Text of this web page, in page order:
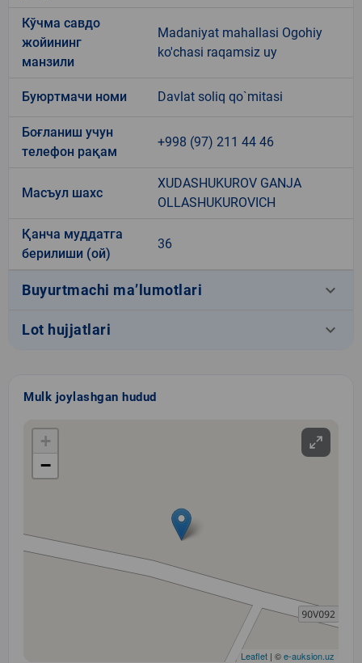
Кўчма савдо
жойининг
манзили
Madaniyat mahallasi Ogohiy
ko'chasi raqamsiz uy
Буюртмачи номи Davlat soliq qo`mitasi
Боғланиш учун
телефон рақам
+998 (97) 211 44 46
Масъул шахс
XUDASHUKUROV GANJA
OLLASHUKUROVICH
Қанча муддатга
берилиши (ой)
36
Buyurtmachi ma’lumotlari keyboard_arrow_down
Lot hujjatlari keyboard_arrow_down
Mulk joylashgan hudud
+
−
Leaflet | ©e-auksion.uz